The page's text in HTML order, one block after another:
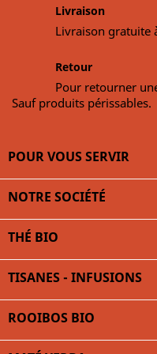
Livraison
Livraison gratuite
Retour
Pour retourner
Sauf produits périssables.
POUR VOUS SERVIR
NOTRE SOCIÉTÉ
THÉ BIO
TISANES - INFUSIONS
ROOIBOS BIO